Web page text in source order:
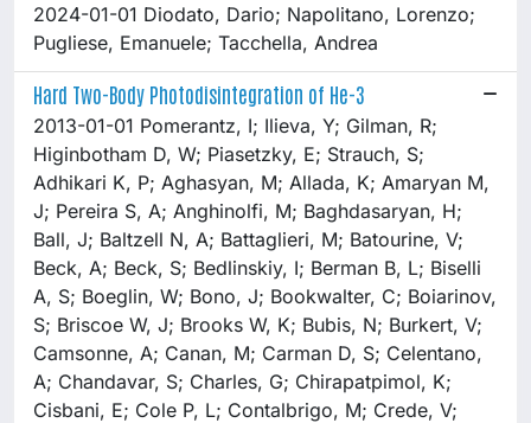
2024-01-01 Diodato, Dario; Napolitano, Lorenzo;
Pugliese, Emanuele; Tacchella, Andrea
Hard Two-Body Photodisintegration of He-3
2013-01-01 Pomerantz, I; Ilieva, Y; Gilman, R;
Higinbotham D, W; Piasetzky, E; Strauch, S;
Adhikari K, P; Aghasyan, M; Allada, K; Amaryan M,
J; Pereira S, A; Anghinolfi, M; Baghdasaryan, H;
Ball, J; Baltzell N, A; Battaglieri, M; Batourine, V;
Beck, A; Beck, S; Bedlinskiy, I; Berman B, L; Biselli
A, S; Boeglin, W; Bono, J; Bookwalter, C; Boiarinov,
S; Briscoe W, J; Brooks W, K; Bubis, N; Burkert, V;
Camsonne, A; Canan, M; Carman D, S; Celentano,
A; Chandavar, S; Charles, G; Chirapatpimol, K;
Cisbani, E; Cole P, L; Contalbrigo, M; Crede, V;